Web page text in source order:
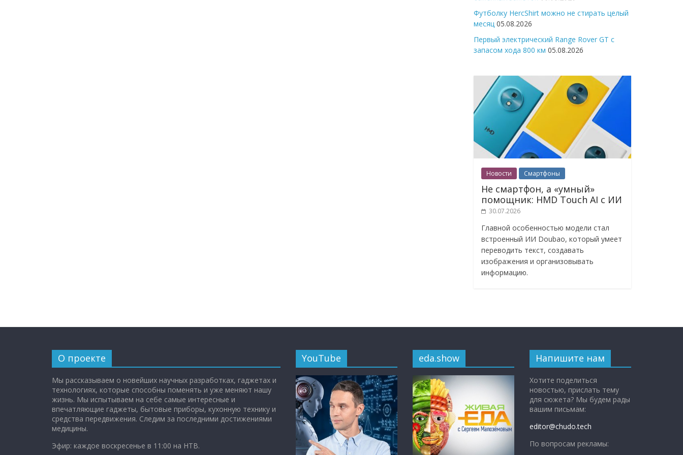
Футболку HercShirt можно не стирать целый
месяц 05.08.2026
Первый электрический Range Rover GT с
запасом хода 800 км 05.08.2026
Новости Смартфоны
Не смартфон, а «умный»
помощник: HMD Touch AI с ИИ
30.07.2026
Главной особенностью модели стал
встроенный ИИ Doubao, который умеет
переводить текст, создавать
изображения и организовывать
информацию.
О проекте
Мы рассказываем о новейших научных разработках, гаджетах и
технологиях, которые способны поменять и уже меняют нашу
жизнь. Мы испытываем на себе самые интересные и
впечатляющие гаджеты, бытовые приборы, кухонную технику и
средства передвижения. Следим за последними достижениями
медицины.
Эфир: каждое воскресенье в 11:00 на НТВ.
YouTube eda.show Напишите нам
Хотите поделиться
новостью, прислать тему
для сюжета? Мы будем рады
вашим письмам:
editor@chudo.tech
По вопросам рекламы: